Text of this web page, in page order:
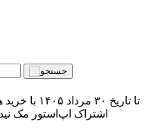
اشتراک اپ‌استور مک